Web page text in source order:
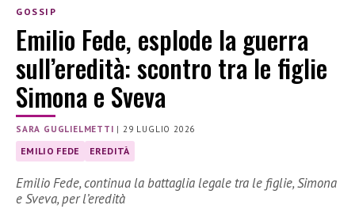
GOSSIP
Emilio Fede, esplode la guerra
sull’eredità: scontro tra le figlie
Simona e Sveva
SARA GUGLIELMETTI |29 LUGLIO 2026
EMILIO FEDE EREDITÀ
Emilio Fede, continua la battaglia legale tra le figlie, Simona
e Sveva, per l’eredità